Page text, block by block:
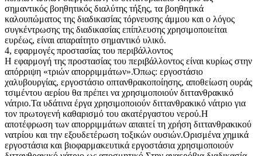
σημαντικός βοηθητικός διαλύτης τήξης, τα βοηθητικά
καλουπώματος της διαδικασίας τόρνευσης άμμου και ο λόγος
συγκέντρωσης της διαδικασίας επίπλευσης χρησιμοποιείται
ευρέως, είναι απαραίτητο σημαντικό υλικό.
4, εφαρμογές προστασίας του περιβάλλοντος
Η εφαρμογή της προστασίας του περιβάλλοντος είναι κυρίως στην
απόρριψη «τριών απορριμμάτων».Όπως: εργοστάσιο
χαλυβουργίας, εργοστάσιο οπτανθρακοποίησης, αποθείωση ουράς
τσιμέντου αερίου θα πρέπει να χρησιμοποιούν διττανθρακικό
νάτριο.Τα υδάτινα έργα χρησιμοποιούν διττανθρακικό νάτριο για
τον πρωτογενή καθαρισμό του ακατέργαστου νερού.Η
αποτέφρωση των απορριμμάτων απαιτεί τη χρήση διττανθρακικού
νατρίου και την εξουδετέρωση τοξικών ουσιών.Ορισμένα χημικά
εργοστάσια και βιοφαρμακευτικά εργοστάσια χρησιμοποιούν